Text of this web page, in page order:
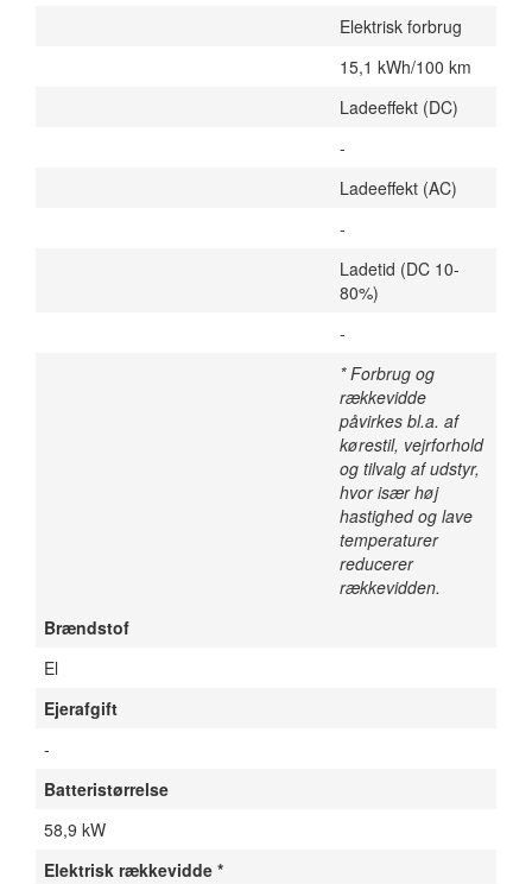
Elektrisk forbrug
15,1 kWh/100 km
Ladeeffekt (DC)
-
Ladeeffekt (AC)
-
Ladetid (DC 10-
80%)
-
* Forbrug og
rækkevidde
påvirkes bl.a. af
kørestil, vejrforhold
og tilvalg af udstyr,
hvor især høj
hastighed og lave
temperaturer
reducerer
rækkevidden.
Brændstof
El
Ejerafgift
-
Batteristørrelse
58,9 kW
Elektrisk rækkevidde *